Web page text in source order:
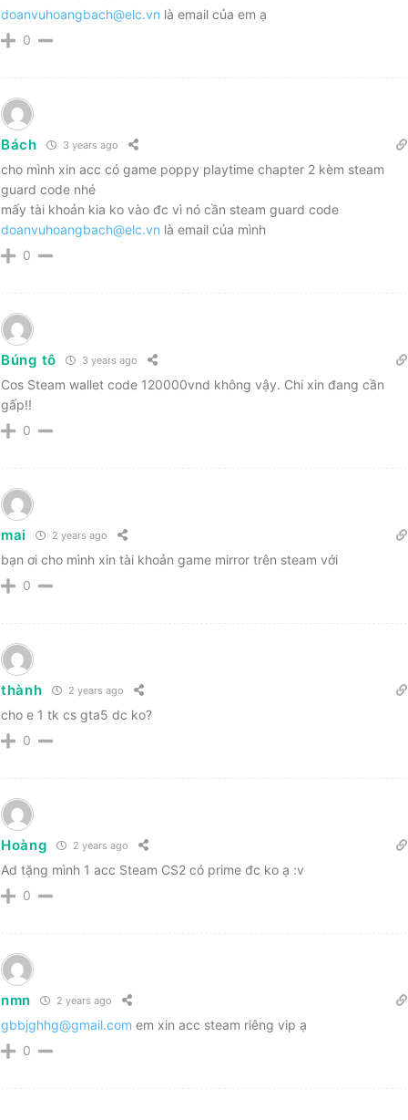
doanvuhoangbach@elc.vn là email của em ạ
0
Bách 3 years ago
cho mình xin acc có game poppy playtime chapter 2 kèm steam
guard code nhé
mấy tài khoản kia ko vào đc vì nó cần steam guard code
doanvuhoangbach@elc.vn là email của mình
0
Búng tô 3 years ago
Cos Steam wallet code 120000vnd không vậy. Chi xin đang cần
gấp!!
0
mai 2 years ago
bạn ơi cho mình xin tài khoản game mirror trên steam với
0
thành 2 years ago
cho e 1 tk cs gta5 dc ko?
0
Hoàng 2 years ago
Ad tặng mình 1 acc Steam CS2 có prime đc ko ạ :v
0
nmn 2 years ago
gbbjghhg@gmail.com em xin acc steam riêng vip ạ
0